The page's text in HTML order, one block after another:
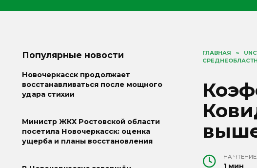
ГЛАВНАЯ »
НА ЧТЕНИЕ
1 мин
Популярные новости
Новочеркасск продолжает
восстанавливаться после мощного
удара стихии
Министр ЖКХ Ростовской области
посетила Новочеркасск: оценка
ущерба и планы восстановления